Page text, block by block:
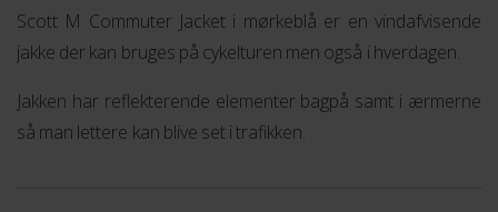
Scott M Commuter Jacket i mørkeblå er en vindafvisende
jakke der kan bruges på cykelturen men også i hverdagen.
Jakken har reflekterende elementer bagpå samt i ærmerne
så man lettere kan blive set i trafikken.